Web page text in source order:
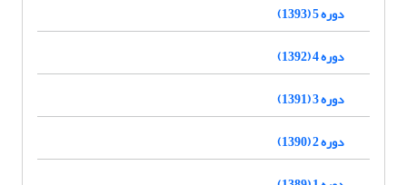
دوره 5 (1393)
دوره 4 (1392)
دوره 3 (1391)
دوره 2 (1390)